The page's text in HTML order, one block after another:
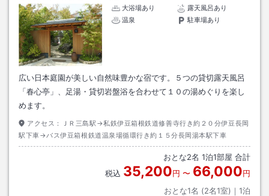
大浴場あり
露天風呂あり
温泉
駐車場あり
広い日本庭園が美しい自然味豊かな宿です。５つの貸切露天風呂
「春心亭」、足湯・貸切岩盤浴を合わせて１０の湯めぐりを楽し
めます。
アクセス：
ＪＲ三島駅→私鉄伊豆箱根鉄道修善寺行き約２０分伊豆長岡
駅下車→バス伊豆箱根鉄道温泉場循環行き約１５分長岡湯本駅下車
おとな2名 1泊1部屋 合計
税込 35,200円 〜 66,000円
おとな1名 (2名1室)｜ 1泊